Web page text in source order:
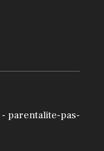
- parentalite-pas-